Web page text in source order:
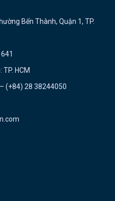
Bến Thành, Quận 1, TP.
HCM
(+84) 28 38244050